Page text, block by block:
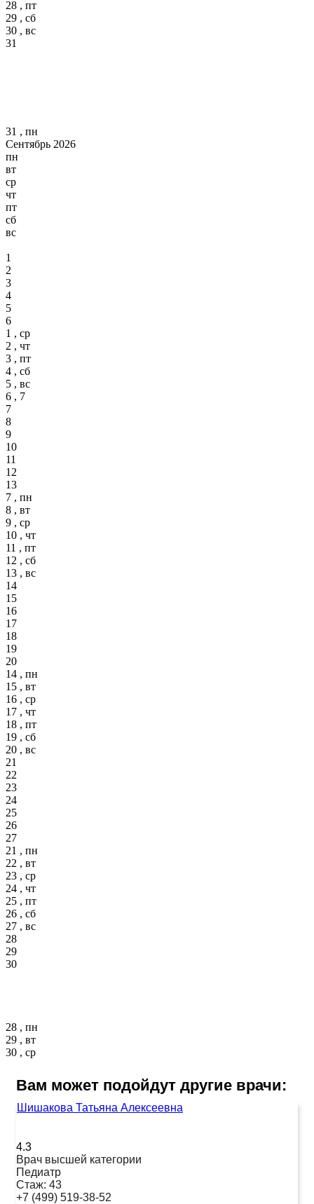
28 , пт
29 , сб
30 , вс
31
31 , пн
Сентябрь 2026
пн
вт
ср
чт
пт
сб
вс
1
2
3
4
5
6
1 , ср
2 , чт
3 , пт
4 , сб
5 , вс
6 , 7
7
8
9
10
11
12
13
7 , пн
8 , вт
9 , ср
10 , чт
11 , пт
12 , сб
13 , вс
14
15
16
17
18
19
20
14 , пн
15 , вт
16 , ср
17 , чт
18 , пт
19 , сб
20 , вс
21
22
23
24
25
26
27
21 , пн
22 , вт
23 , ср
24 , чт
25 , пт
26 , сб
27 , вс
28
29
30
28 , пн
29 , вт
30 , ср
Вам может подойдут другие врачи:
Шишакова Татьяна Алексеевна
4.3
Врач высшей категории
Педиатр
Стаж: 43
+7 (499) 519-38-52